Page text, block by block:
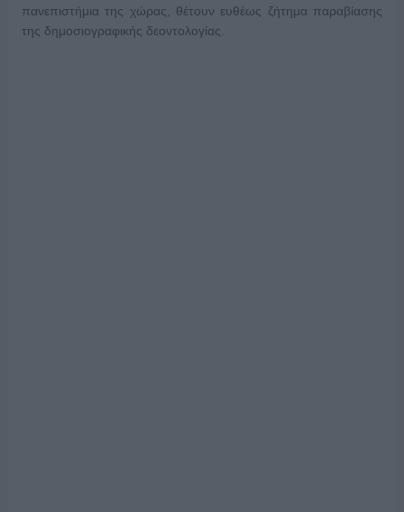
πανεπιστήμια της χώρας, θέτουν ευθέως ζήτημα παραβίασης
της δημοσιογραφικής δεοντολογίας.